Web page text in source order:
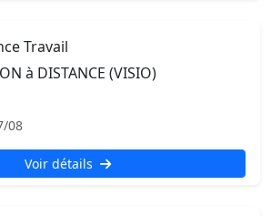
Travail
à DISTANCE (VISIO)
08
Voir détails